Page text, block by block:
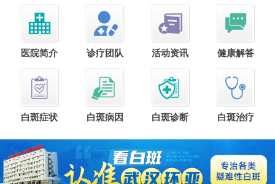
医院简介 诊疗团队 活动资讯 健康解答
白斑症状 白斑病因 白斑诊断 白斑治疗